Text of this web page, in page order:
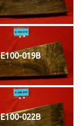
E100-019B
E100-022B